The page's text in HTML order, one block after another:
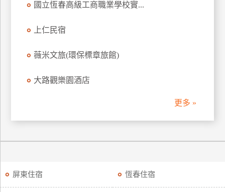
旅
劃
國立恆春高級工商職業學校實...
上仁民宿
薇米文旅(環保標章旅館)
大路觀樂園酒店
更多 »
屏東住宿 恆春住宿